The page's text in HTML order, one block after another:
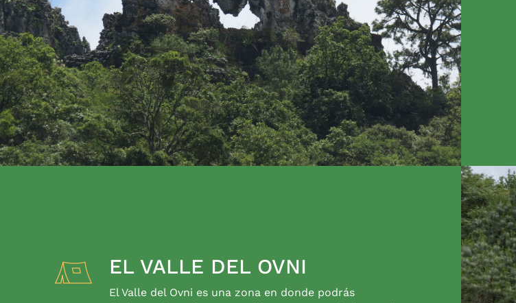
EL VALLE DEL OVNI
El Valle del Ovni es una zona en donde podrás